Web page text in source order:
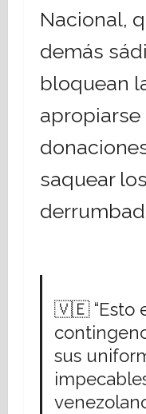
Nacional,
demás
bloquean
saquear
🇻🇪 “Esto
sus